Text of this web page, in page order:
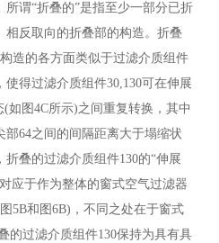
所谓“折叠的”是指至少一部分已折
相反取向的折叠部的构造。折叠
造的各方面类似于过滤介质组件
得过滤介质组件30,130可在伸展
如图4C所示)之间重复转换，其中
64之间的间隔距离大于塌缩状
叠的过滤介质组件130的“伸展
应于作为整体的窗式空气过滤器
5B和图6B)，不同之处在于窗式
的过滤介质组件130保持为具有具